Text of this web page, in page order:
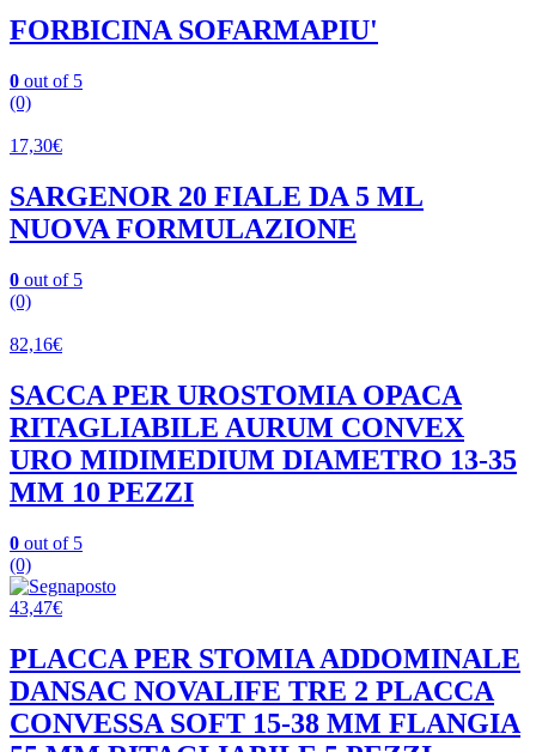
FORBICINA SOFARMAPIU'
0 out of 5
(0)
17,30€
SARGENOR 20 FIALE DA 5 ML
NUOVA FORMULAZIONE
0 out of 5
(0)
82,16€
SACCA PER UROSTOMIA OPACA
RITAGLIABILE AURUM CONVEX
URO MIDIMEDIUM DIAMETRO 13-35
MM 10 PEZZI
0 out of 5
(0)
43,47€
PLACCA PER STOMIA ADDOMINALE
DANSAC NOVALIFE TRE 2 PLACCA
CONVESSA SOFT 15-38 MM FLANGIA